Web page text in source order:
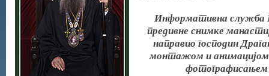
Информативна служба
предивне снимке
направио господин
монтажом и анимацијом
фотографисањем